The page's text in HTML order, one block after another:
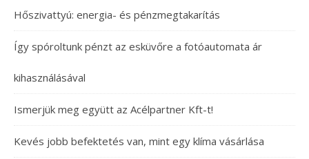
Hőszivattyú: energia- és pénzmegtakarítás
Így spóroltunk pénzt az esküvőre a fotóautomata ár
kihasználásával
Ismerjük meg együtt az Acélpartner Kft-t!
Kevés jobb befektetés van, mint egy klíma vásárlása